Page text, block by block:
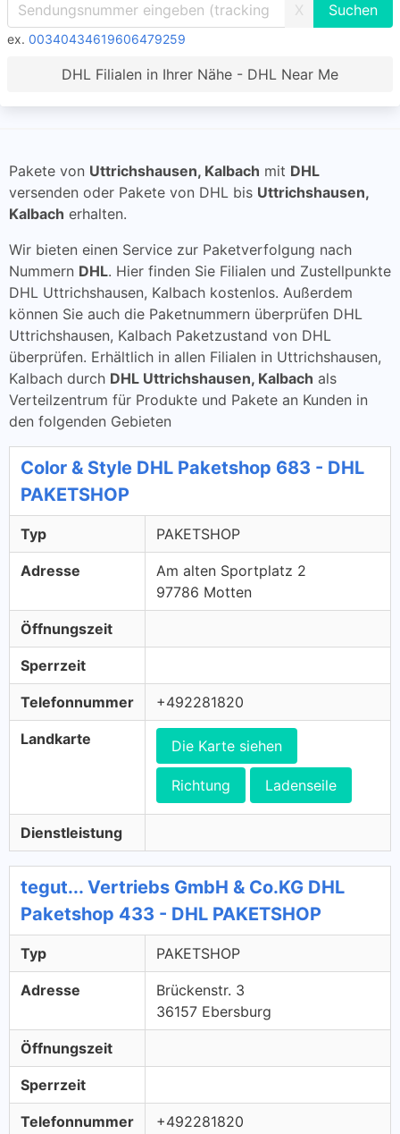
X
ex. 00340434619606479259
DHL Filialen in Ihrer Nähe - DHL Near Me
Pakete von Uttrichshausen, Kalbach mit DHL
versenden oder Pakete von DHL bis Uttrichshausen,
Kalbach erhalten.
Wir bieten einen Service zur Paketverfolgung nach
Nummern DHL. Hier finden Sie Filialen und Zustellpunkte
DHL Uttrichshausen, Kalbach kostenlos. Außerdem
können Sie auch die Paketnummern überprüfen DHL
Uttrichshausen, Kalbach Paketzustand von DHL
überprüfen. Erhältlich in allen Filialen in Uttrichshausen,
Kalbach durch DHL Uttrichshausen, Kalbach als
Verteilzentrum für Produkte und Pakete an Kunden in
den folgenden Gebieten
Color & Style DHL Paketshop 683 - DHL
PAKETSHOP
Typ PAKETSHOP
Adresse
Am alten Sportplatz 2
97786 Motten
Öffnungszeit
Sperrzeit
Telefonnummer +492281820
Landkarte Die Karte siehen
Richtung Ladenseile
Dienstleistung
tegut... Vertriebs GmbH & Co.KG DHL
Paketshop 433 - DHL PAKETSHOP
Typ PAKETSHOP
Adresse
Brückenstr. 3
36157 Ebersburg
Öffnungszeit
Sperrzeit
Telefonnummer +492281820